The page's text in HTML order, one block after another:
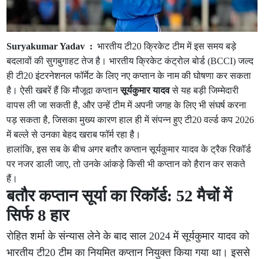
Suryakumar Yadav : भारतीय टी20 क्रिकेट टीम में इस समय बड़े
बदलावों की सुगबुगाहट तेज है। भारतीय क्रिकेट कंट्रोल बोर्ड (BCCI) जल्द
ही टी20 इंटरनेशनल फॉर्मेट के लिए नए कप्तान के नाम की घोषणा कर सकता
है। ऐसी खबरें हैं कि मौजूदा कप्तानसूर्यकुमार यादवसे यह बड़ी जिम्मेदारी
वापस ली जा सकती है, और उन्हें टीम में अपनी जगह के लिए भी संघर्ष करना
पड़ सकता है, जिसका मुख्य कारण हाल ही में संपन्न हुए टी20 वर्ल्ड कप 2026
में बल्ले से उनका बेहद खराब फॉर्म रहा है।
हालांकि, इस सब के बीच अगर बतौर कप्तान सूर्यकुमार यादव के ट्रैक रिकॉर्ड
पर नजर डाली जाए, तो उनके आंकड़े किसी भी कप्तान को हैरान कर सकते
हैं।
बतौर कप्तान सूर्या का रिकॉर्ड: 52 मैचों में
सिर्फ 8 हार
रोहित शर्मा के संन्यास लेने के बाद साल 2024 में सूर्यकुमार यादव को
भारतीय टी20 टीम का नियमित कप्तान नियुक्त किया गया था। इससे